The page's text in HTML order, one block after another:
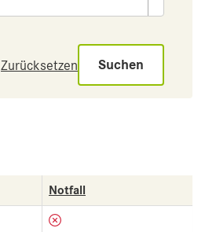
Zurücksetzen Suchen
Notfall